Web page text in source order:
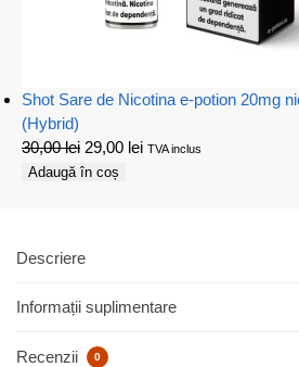
Shot Sare de Nicotina e-potion 20mg
(Hybrid)
30,00lei 29,00 lei TVA inclus
Adaugă în coș
Descriere
Informații suplimentare
Recenzii 0